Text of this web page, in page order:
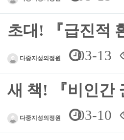
초대! 『급진적
다중지성의정원 03-13
새 책! 『비인간
다중지성의정원 03-10